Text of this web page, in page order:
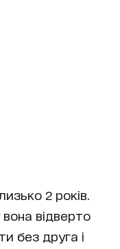
2 років.
відверто
без друга і